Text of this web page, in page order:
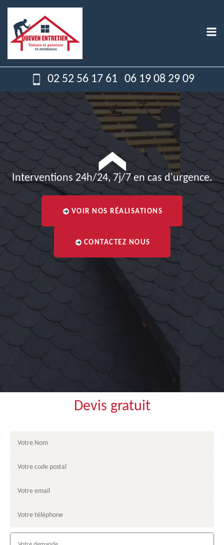
02 52 56 17 61 06 19 08 29 09
Interventions 24h/24, 7j/7 en cas d'urgence.
VOIR NOS RÉALISATIONS
CONTACTEZ NOUS
Devis gratuit